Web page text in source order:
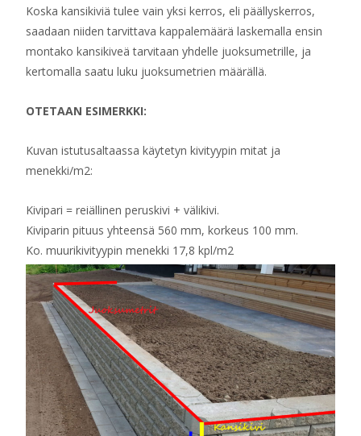
Koska kansikiviä tulee vain yksi kerros, eli päällyskerros,
saadaan niiden tarvittava kappalemäärä laskemalla ensin
montako kansikiveä tarvitaan yhdelle juoksumetrille, ja
kertomalla saatu luku juoksumetrien määrällä.
OTETAAN ESIMERKKI:
Kuvan istutusaltaassa käytetyn kivityypin mitat ja
menekki/m2:
Kivipari = reiällinen peruskivi + välikivi.
Kiviparin pituus yhteensä 560 mm, korkeus 100 mm.
Ko. muurikivityypin menekki 17,8 kpl/m2